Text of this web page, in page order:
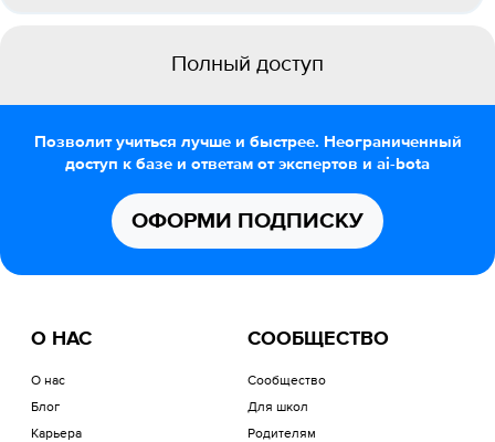
Полный доступ
Позволит учиться лучше и быстрее. Неограниченный
доступ к базе и ответам от экспертов и ai-bota
ОФОРМИ ПОДПИСКУ
О НАС
О нас
Блог
Карьера
СООБЩЕСТВО
Сообщество
Для школ
Родителям